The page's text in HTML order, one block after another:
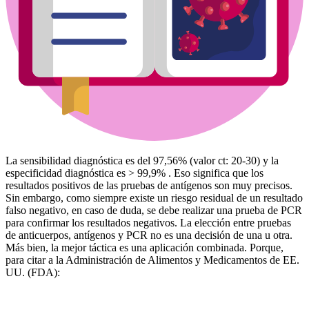
La sensibilidad diagnóstica es del 97,56% (valor ct: 20-30) y la
especificidad diagnóstica es > 99,9% . Eso significa que los
resultados positivos de las pruebas de antígenos son muy precisos.
Sin embargo, como siempre existe un riesgo residual de un resultado
falso negativo, en caso de duda, se debe realizar una prueba de PCR
para confirmar los resultados negativos. La elección entre pruebas
de anticuerpos, antígenos y PCR no es una decisión de una u otra.
Más bien, la mejor táctica es una aplicación combinada. Porque,
para citar a la Administración de Alimentos y Medicamentos de EE.
UU. (FDA):